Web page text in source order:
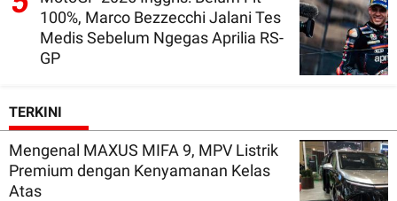
100%, Marco Bezzecchi Jalani Tes
Medis Sebelum Ngegas Aprilia RS-
GP
TERKINI
Mengenal MAXUS MIFA 9, MPV Listrik
Premium dengan Kenyamanan Kelas
Atas